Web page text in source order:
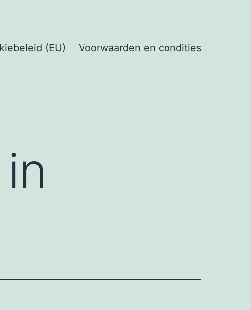
(EU) Voorwaarden en condities